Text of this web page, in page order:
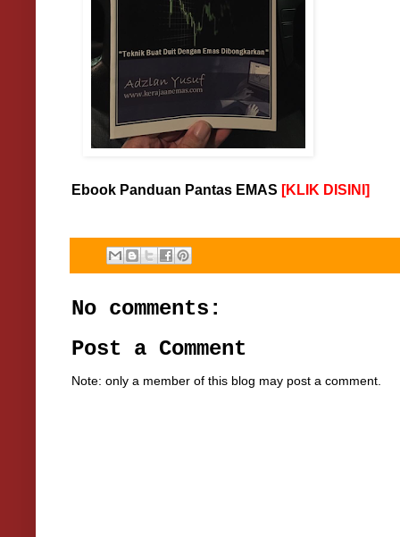
Ebook Panduan Pantas EMAS [K LIK DISINI ]
No comments:
Post a Comment
Note: only a member of this blog may post a comment.